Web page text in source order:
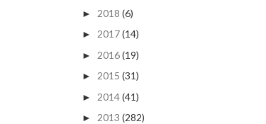
► 2018 (6)
► 2017(14)
► 2016(19)
► 2015 (31)
► 2014(41)
► 2013 (282)